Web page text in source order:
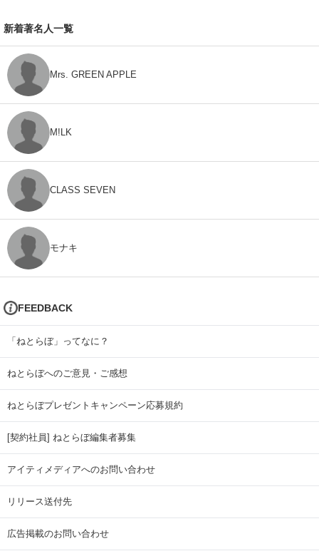
新着著名人一覧
Mrs. GREEN APPLE
M!LK
CLASS SEVEN
モナキ
FEEDBACK
「ねとらぼ」ってなに？
ねとらぼへのご意見・ご感想
ねとらぼプレゼントキャンペーン応募規約
[契約社員] ねとらぼ編集者募集
アイティメディアへのお問い合わせ
リリース送付先
広告掲載のお問い合わせ